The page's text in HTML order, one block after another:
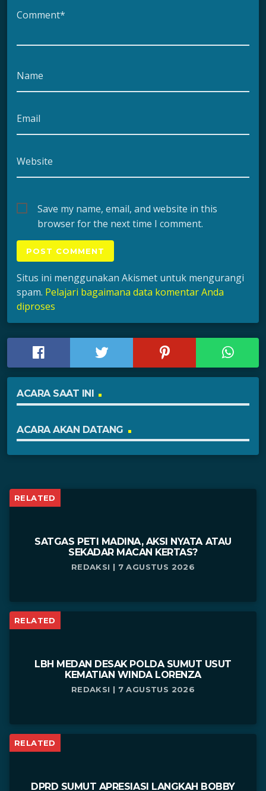
Comment*
Name
Email
Website
Save my name, email, and website in this
browser for the next time I comment.
Situs ini menggunakan Akismet untuk mengurangi
spam. Pelajari bagaimana data komentar Anda
diproses
ACARA SAAT INI
ACARA AKAN DATANG
RELATED
SATGAS PETI MADINA, AKSI NYATA ATAU
SEKADAR MACAN KERTAS?
REDAKSI | 7 AGUSTUS 2026
RELATED
LBH MEDAN DESAK POLDA SUMUT USUT
KEMATIAN WINDA LORENZA
REDAKSI | 7 AGUSTUS 2026
RELATED
DPRD SUMUT APRESIASI LANGKAH BOBBY